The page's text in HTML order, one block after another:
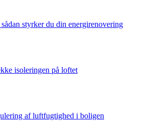
styrker du din energirenovering
isoleringen på loftet
af luftfugtighed i boligen